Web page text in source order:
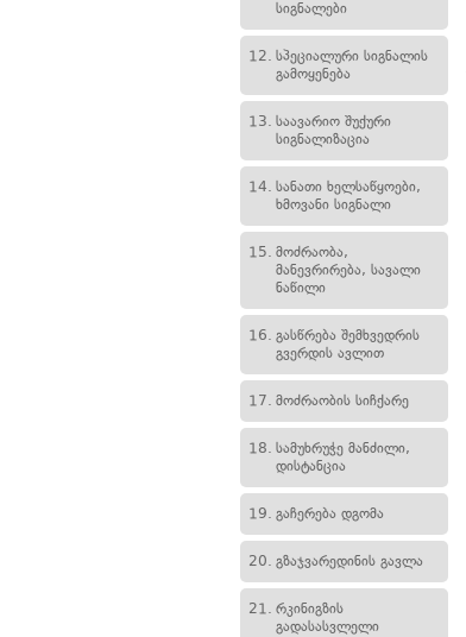
სიგნალები
12. სპეციალური სიგნალის
გამოყენება
13. საავარიო შუქური
სიგნალიზაცია
14. სანათი ხელსაწყოები,
ხმოვანი სიგნალი
15. მოძრაობა,
მანევრირება, სავალი
ნაწილი
16. გასწრება შემხვედრის
გვერდის ავლით
17. მოძრაობის სიჩქარე
18. სამუხრუჭე მანძილი,
დისტანცია
19. გაჩერება დგომა
20. გზაჯვარედინის გავლა
21. რკინიგზის
გადასასვლელი